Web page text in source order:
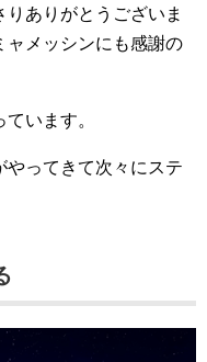
りありがとうございま
ャメッシンにも感謝の
います。
ってきて次々にステ